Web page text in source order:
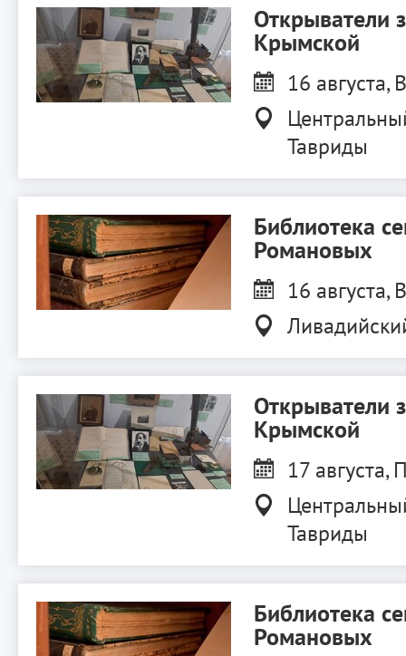
Открыватели
Крымской
16 августа,
Тавриды
Библиотека
Романовых
16 августа,
Открыватели
Крымской
17 августа,
Тавриды
Библиотека
Романовых